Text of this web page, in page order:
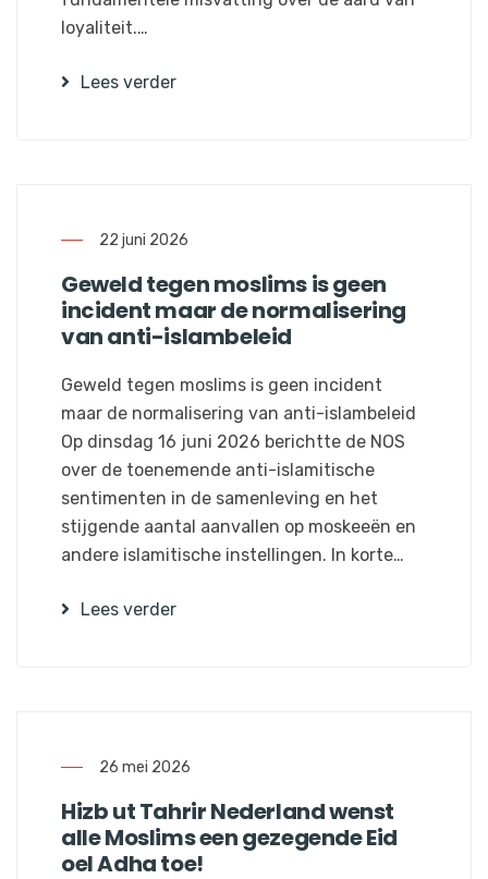
loyaliteit.…
Lees verder
22 juni 2026
Geweld tegen moslims is geen
incident maar de normalisering
van anti-islambeleid
Geweld tegen moslims is geen incident
maar de normalisering van anti-islambeleid
Op dinsdag 16 juni 2026 berichtte de NOS
over de toenemende anti-islamitische
sentimenten in de samenleving en het
stijgende aantal aanvallen op moskeeën en
andere islamitische instellingen. In korte…
Lees verder
26 mei 2026
Hizb ut Tahrir Nederland wenst
alle Moslims een gezegende Eid
oel Adha toe!